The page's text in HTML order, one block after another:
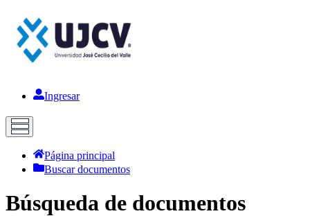
Ingresar
Página principal
Buscar documentos
Búsqueda de documentos